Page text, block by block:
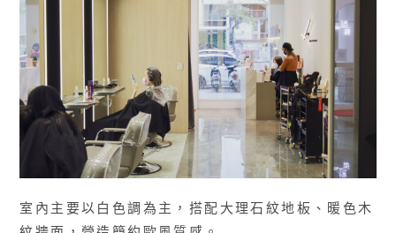
室內主要以白色調為主，搭配大理石紋地板、暖色木